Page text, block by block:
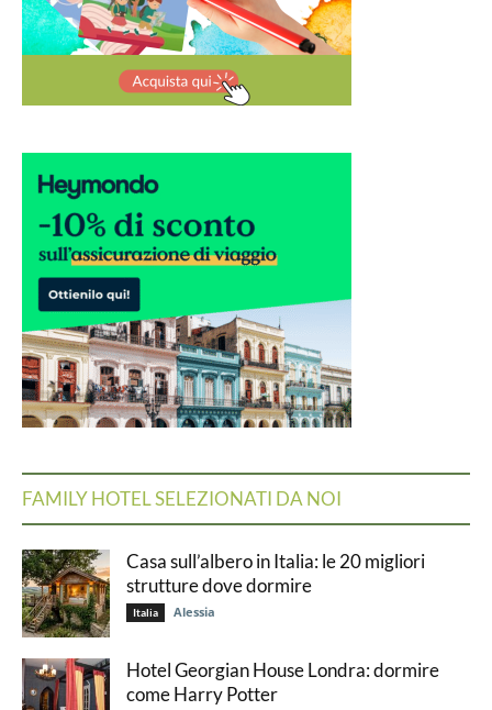
FAMILY HOTEL SELEZIONATI DA NOI
Casa sull’albero in Italia: le 20 migliori
strutture dove dormire
Italia Alessia
Hotel Georgian House Londra: dormire
come Harry Potter